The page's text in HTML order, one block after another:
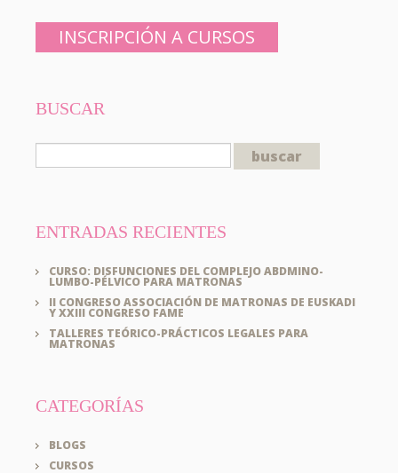
INSCRIPCIÓN A CURSOS
BUSCAR
ENTRADAS RECIENTES
CURSO: DISFUNCIONES DEL COMPLEJO ABDMINO-
LUMBO-PÉLVICO PARA MATRONAS
II CONGRESO ASSOCIACIÓN DE MATRONAS DE EUSKADI
Y XXIII CONGRESO FAME
TALLERES TEÓRICO-PRÁCTICOS LEGALES PARA
MATRONAS
CATEGORÍAS
BLOGS
CURSOS